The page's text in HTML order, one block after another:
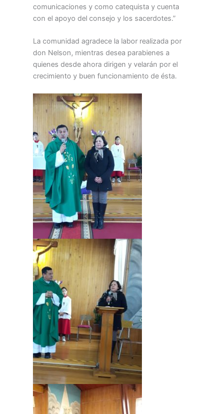
comunicaciones y como catequista y cuenta
con el apoyo del consejo y los sacerdotes.”
La comunidad agradece la labor realizada por
don Nelson, mientras desea parabienes a
quienes desde ahora dirigen y velarán por el
crecimiento y buen funcionamiento de ésta.